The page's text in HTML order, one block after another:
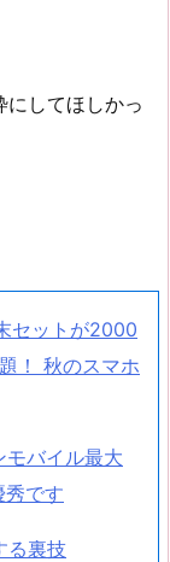
してほしかっ
セットが2000
！ 秋のスマホ
モバイル最大
です
る裏技